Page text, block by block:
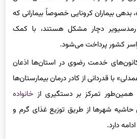
رمدسیویر دچار مشکل هستند، با کمک
کشور پرداخت می‌شود.
خدمت رضوی در استان‌ها اذعان
با قدردانی از کادر درمان بیمارستان‌ها
همین‌طور تمرکز بر دستگیری ازخانواده
شهرها از طریق توزیع غذای گرم و
دارد.